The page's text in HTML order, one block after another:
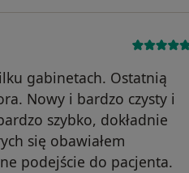
gabinetach. Ostatnią
Nowy i bardzo czysty i
szybko, dokładnie
się obawiałem
podejście do pacjenta.